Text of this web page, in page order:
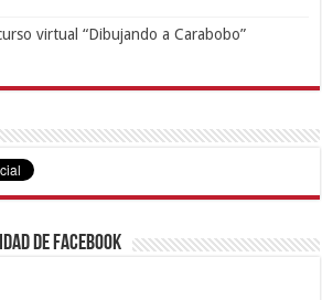
virtual “Dibujando a Carabobo”
de Facebook